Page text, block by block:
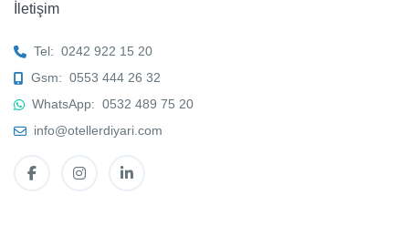
İletişim
Tel: 0242 922 15 20
Gsm: 0553 444 26 32
WhatsApp: 0532 489 75 20
info@otellerdiyari.com